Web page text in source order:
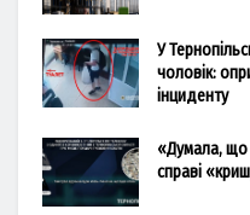
У
чоловік:
інциденту
«Думала, що
справі